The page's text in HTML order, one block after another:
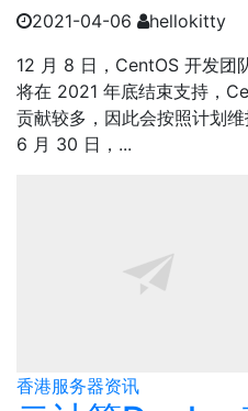
2021-04-06
hellokitty
12 月 8 日，CentOS 开发团
将在 2021 年底结束支持，
贡献较多，因此会按照计划
6 月 30 日，...
香港服务器资讯